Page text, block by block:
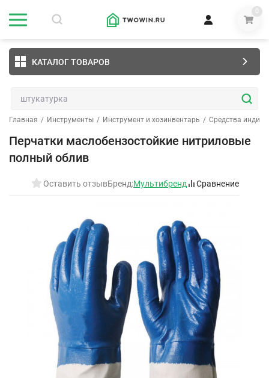
0
КАТАЛОГ ТОВАРОВ
Главная / Инструменты / Инструмент и хозинвентарь / Средства
Перчатки маслобензостойкие нитриловые
полный облив
Оставить отзывБренд:Мультибренд Сравнение